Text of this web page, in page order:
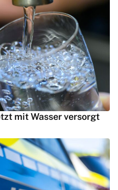
mit Wasser versorgt